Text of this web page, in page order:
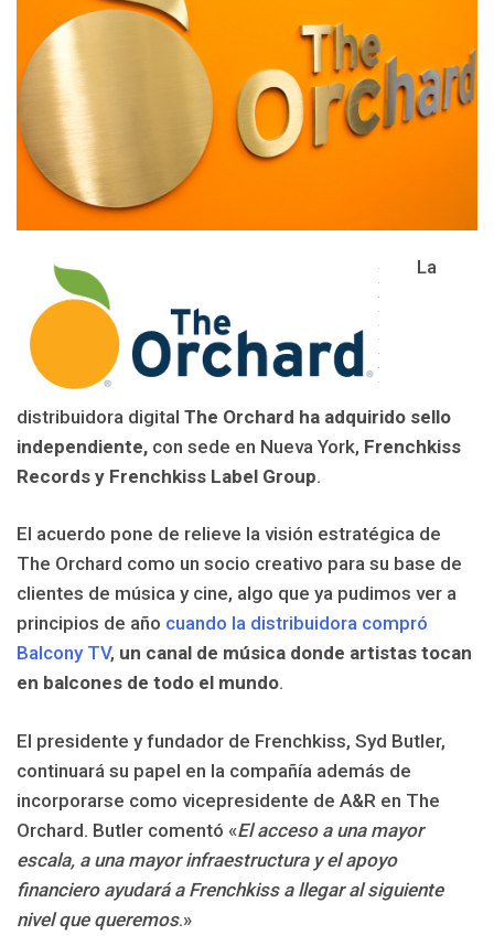
La
distribuidora digital The Orchard ha adquirido sello
independiente, con sede en Nueva York, Frenchkiss
Records y Frenchkiss Label Group.
El acuerdo pone de relieve la visión estratégica de
The Orchard como un socio creativo para su base de
clientes de música y cine, algo que ya pudimos ver a
principios de año cuando la distribuidora compró
Balcony TV, un canal de música donde artistas tocan
en balcones de todo el mundo.
El presidente y fundador de Frenchkiss, Syd Butler,
continuará su papel en la compañía además de
incorporarse como vicepresidente de A&R en The
Orchard. Butler comentó «El acceso a una mayor
escala, a una mayor infraestructura y el apoyo
financiero ayudará a Frenchkiss a llegar al siguiente
nivel que queremos.»